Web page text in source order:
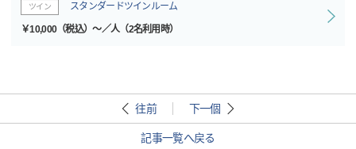
ツイン スタンダードツインルーム
￥10,000（税込）～／人（2名利用時）
往前 下一個
記事一覧へ戻る